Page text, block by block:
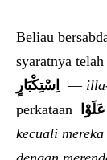
Beliau
syaratnya
—
perkataan
عَلَوْا
kecuali